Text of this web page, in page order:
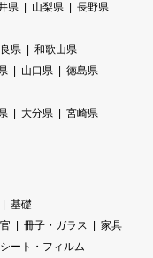
県 山梨県
長野県
県
和歌山県
山口県
徳島県
大分県
宮崎県
基礎
冊子・ガラス
家具
シート・フィルム